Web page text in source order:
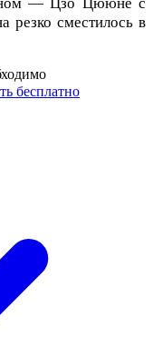
резко сместилось в
бесплатно